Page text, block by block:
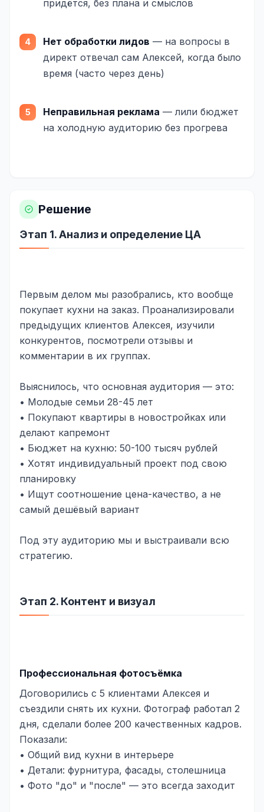
SEO-тексты
Контент для соцсетей
Статьи и блоги
Техническая документация
Рекламные ролики
Видео-инфографика
ВЕБ-АНАЛИТИКА
Настройка систем аналитики
BI-системы
GEO-ПРОДВИЖЕНИЕ
придётся, без плана и смыслов
Нет обработки лидов — на вопросы в
директ отвечал сам Алексей, когда было
время (часто через день)
Неправильная реклама — лили бюджет
на холодную аудиторию без прогрева
Решение
Этап 1. Анализ и определение ЦА
Первым делом мы разобрались, кто вообще
покупает кухни на заказ. Проанализировали
предыдущих клиентов Алексея, изучили
конкурентов, посмотрели отзывы и
комментарии в их группах.
Выяснилось, что основная аудитория — это:
• Молодые семьи 28-45 лет
• Покупают квартиры в новостройках или
делают капремонт
• Бюджет на кухню: 50-100 тысяч рублей
• Хотят индивидуальный проект под свою
планировку
• Ищут соотношение цена-качество, а не
самый дешёвый вариант
Под эту аудиторию мы и выстраивали всю
стратегию.
Этап 2. Контент и визуал
Профессиональная фотосъёмка
Договорились с 5 клиентами Алексея и
съездили снять их кухни. Фотограф работал 2
дня, сделали более 200 качественных кадров.
Показали:
• Общий вид кухни в интерьере
• Детали: фурнитура, фасады, столешница
• Фото "до" и "после" — это всегда заходит